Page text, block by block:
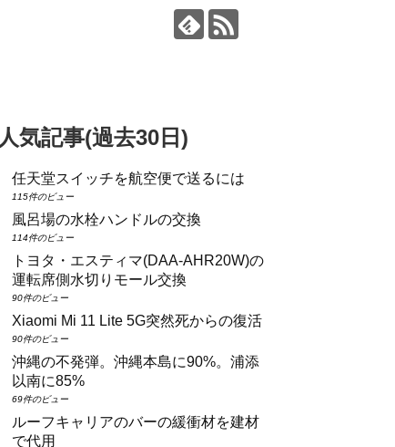
人気記事(過去30日)
任天堂スイッチを航空便で送るには
115件のビュー
風呂場の水栓ハンドルの交換
114件のビュー
トヨタ・エスティマ(DAA‑AHR20W)の
運転席側水切りモール交換
90件のビュー
Xiaomi Mi 11 Lite 5G突然死からの復活
90件のビュー
沖縄の不発弾。沖縄本島に90%。浦添
以南に85%
69件のビュー
ルーフキャリアのバーの緩衝材を建材
で代用